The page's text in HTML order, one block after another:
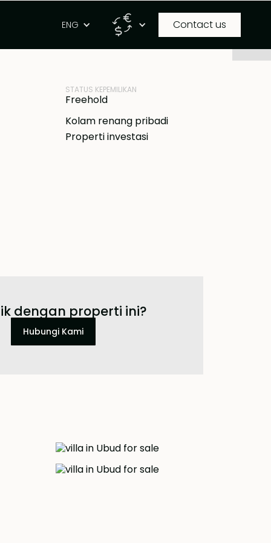
ENG Contact us
ID PROPERTI
STATUS KEPEMILIKAN
Freehold
Kolam renang pribadi
Properti investasi
dengan properti ini?
Hubungi Kami